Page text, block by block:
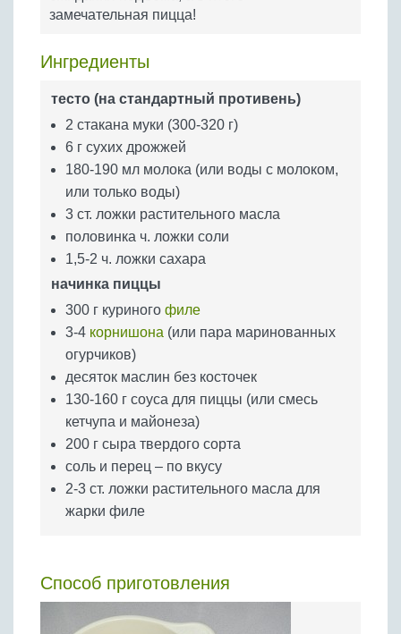
Бобовые
Крупы
замечательная пицца!
Ингредиенты
тесто (на стандартный противень)
2 стакана муки (300-320 г)
6 г сухих дрожжей
180-190 мл молока (или воды с молоком,
или только воды)
3 ст. ложки растительного масла
половинка ч. ложки соли
1,5-2 ч. ложки сахара
начинка пиццы
300 г куриного филе
3-4 корнишона (или пара маринованных
огурчиков)
десяток маслин без косточек
130-160 г соуса для пиццы (или смесь
кетчупа и майонеза)
200 г сыра твердого сорта
соль и перец – по вкусу
2-3 ст. ложки растительного масла для
жарки филе
Способ приготовления